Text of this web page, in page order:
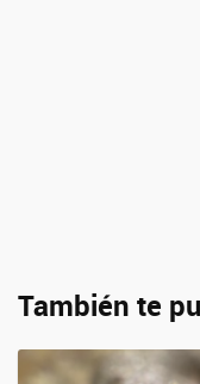
También te